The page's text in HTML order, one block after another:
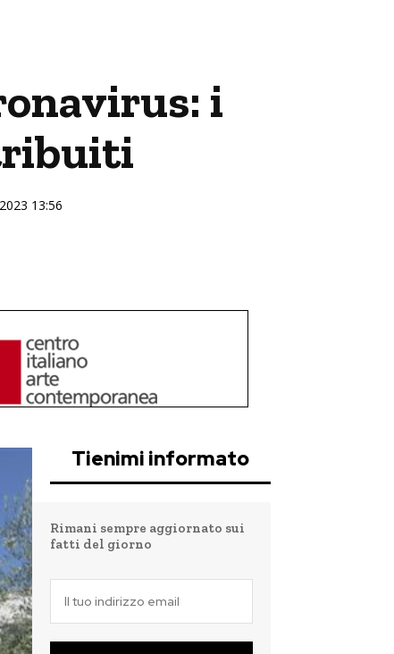
i
13:56
Tienimi informato
Rimani sempre aggiornato sui
fatti del giorno